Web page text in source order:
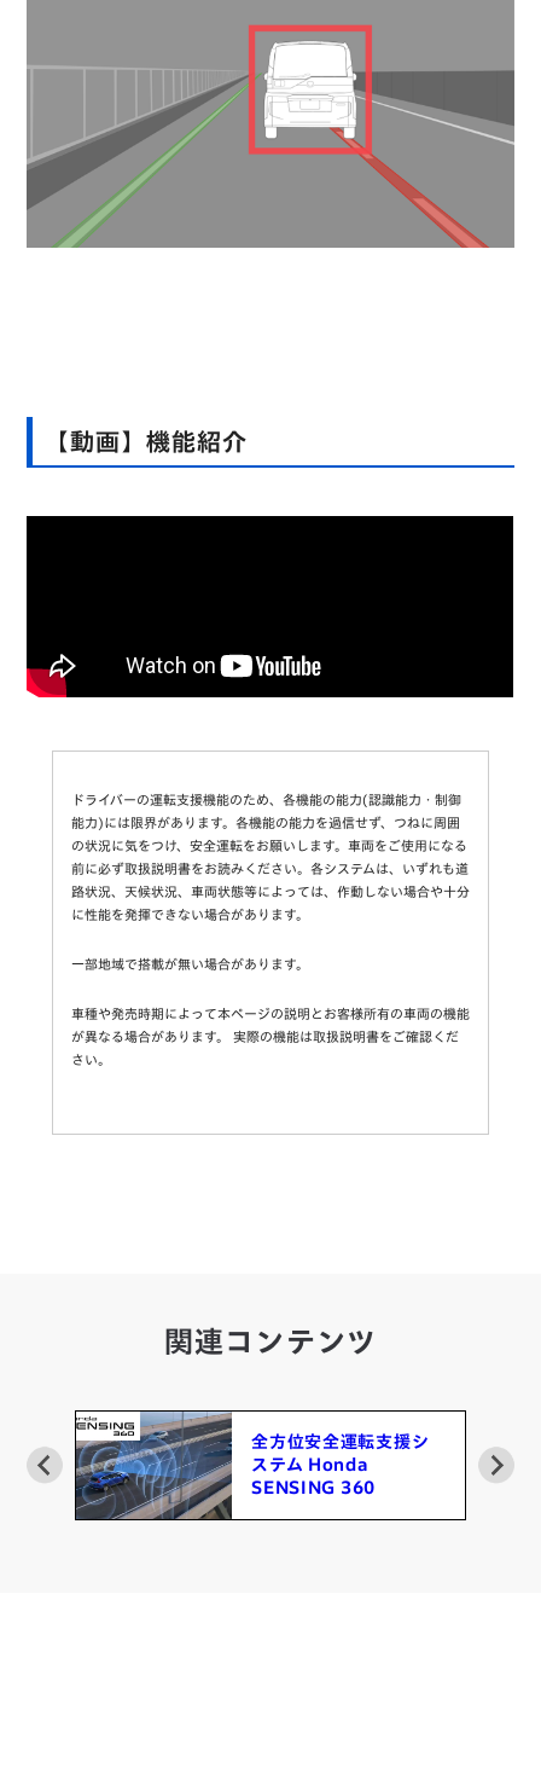
【動画】機能紹介
ドライバーの運転支援機能のため、各機能の能力(認識能力・制御
能力)には限界があります。各機能の能力を過信せず、つねに周囲
の状況に気をつけ、安全運転をお願いします。車両をご使用になる
前に必ず取扱説明書をお読みください。各システムは、いずれも道
路状況、天候状況、車両状態等によっては、作動しない場合や十分
に性能を発揮できない場合があります。
一部地域で搭載が無い場合があります。
車種や発売時期によって本ページの説明とお客様所有の車両の機能
が異なる場合があります。 実際の機能は取扱説明書をご確認くだ
さい。
関連コンテンツ
全方位安全運転支援シ
ステム Honda
SENSING 360